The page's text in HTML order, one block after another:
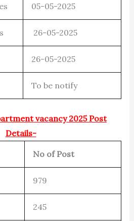
05-05-2025
26-05-2025
26-05-2025
To be notify
vacancy 2025 Post
Details-
No of Post
979
245